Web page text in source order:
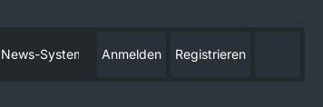
News-System Anmelden Registrieren